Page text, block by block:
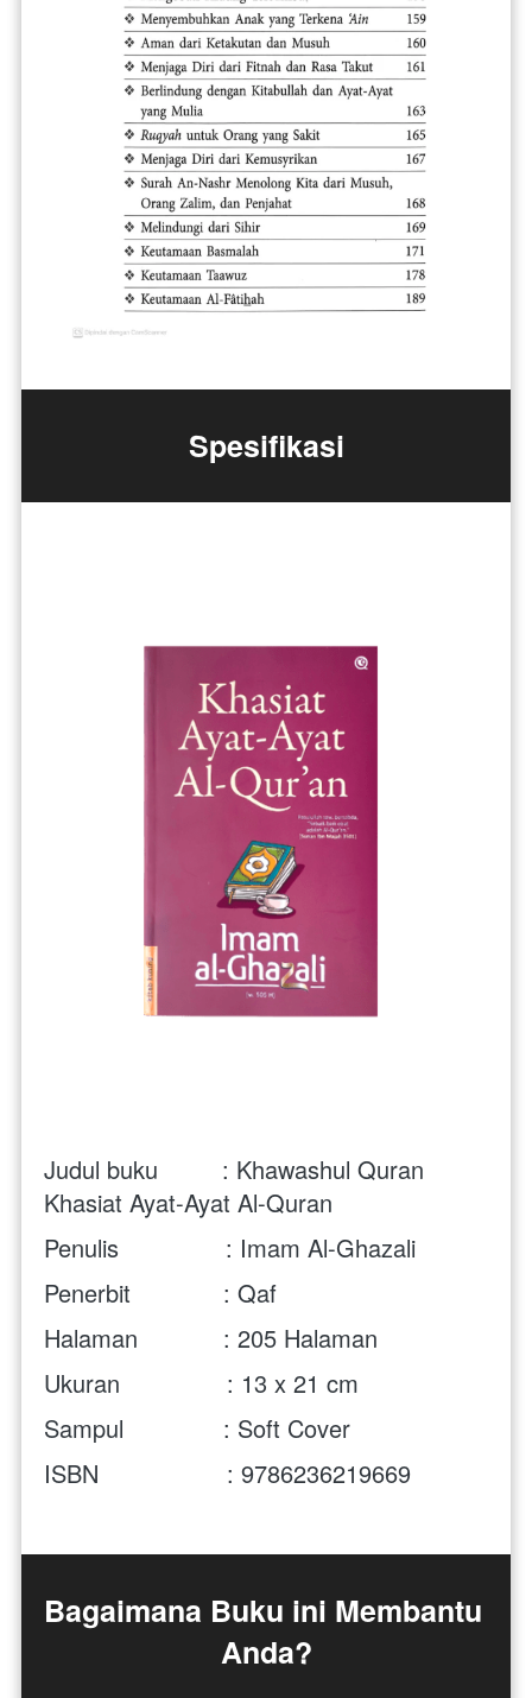
Spesifikasi
Judul buku         : Khawashul Quran
Khasiat Ayat-Ayat Al-Quran
Penulis               : Imam Al-Ghazali
Penerbit             : Qaf
Halaman            : 205 Halaman
Ukuran               : 13 x 21 cm
Sampul              : Soft Cover
ISBN                  : 9786236219669
Bagaimana Buku ini Membantu
Anda?